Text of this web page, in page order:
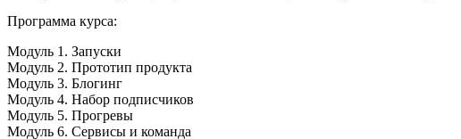
Программа курса:
Модуль 1. Запуски
Модуль 2. Прототип продукта
Модуль 3. Блогинг
Модуль 4. Набор подписчиков
Модуль 5. Прогревы
Модуль 6. Сервисы и команда